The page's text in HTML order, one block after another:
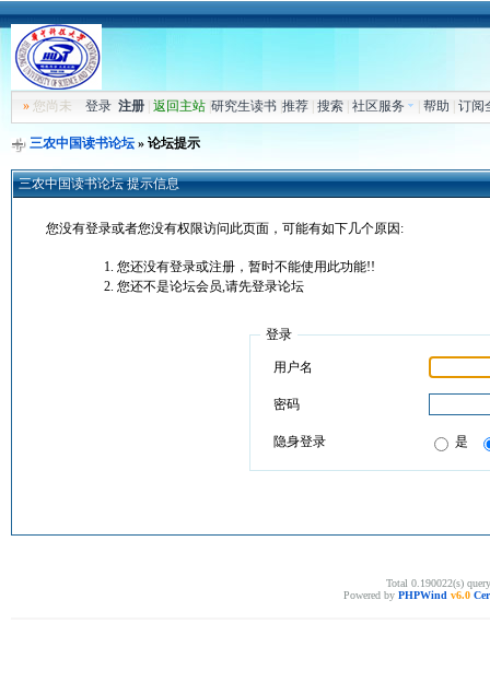
»您尚未 登录 注册| 返回主站| 研究生读书| 推荐| 搜索| 社区服务 帮助 订阅
三农中国读书论坛» 论坛提示
三农中国读书论坛 提示信息
您没有登录或者您没有权限访问此页面，可能有如下几个原因:
您还没有登录或注册，暂时不能使用此功能!!
您还不是论坛会员,请先登录论坛
登录
用户名
密码
隐身登录 是
Total 0.190022(s)
Powered by PHPWind v6.0